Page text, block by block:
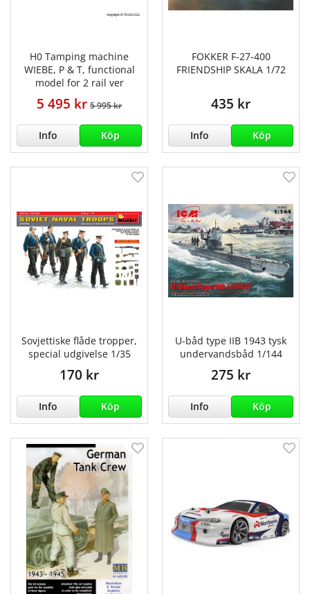
H0 Tamping machine
WIEBE, P & T, functional
model for 2 rail ver
5 495 kr 5 995 kr
Info Köp
FOKKER F-27-400
FRIENDSHIP SKALA 1/72
435 kr
Info Köp
Sovjettiske flåde tropper,
special udgivelse 1/35
170 kr
Info Köp
U-båd type IIB 1943 tysk
undervandsbåd 1/144
275 kr
Info Köp